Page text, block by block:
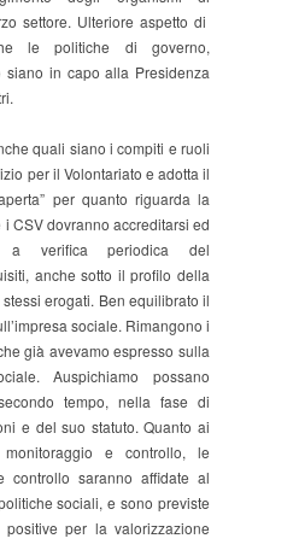
settore. Ulteriore aspetto di
le politiche di governo,
siano in capo alla Presidenza
quali siano i compiti e ruoli
per il Volontariato e adotta il
per quanto riguarda la
CSV dovranno accreditarsi ed
a verifica periodica del
anche sotto il profilo della
erogati. Ben equilibrato il
sociale. Rimangono i
già avevamo espresso sulla
Auspichiamo possano
tempo, nella fase di
e del suo statuto. Quanto ai
e controllo, le
controllo saranno affidate al
sociali, e sono previste
per la valorizzazione